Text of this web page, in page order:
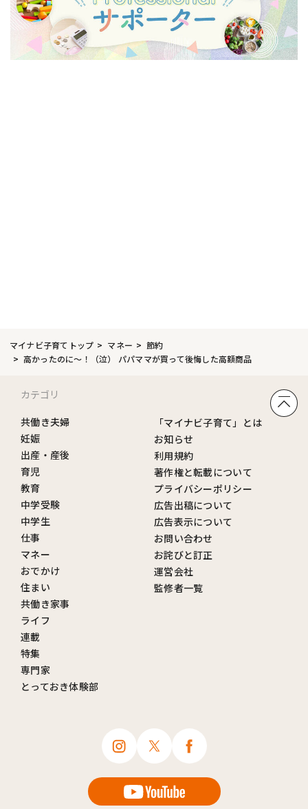
マイナビ子育てトップ マネー
節約
高かったのに～！（泣） パパママが買って後悔した高額商品
カテゴリ
共働き夫婦
妊娠
出産・産後
育児
教育
中学受験
中学生
仕事
マネー
おでかけ
住まい
共働き家事
ライフ
連載
特集
専門家
とっておき体験部
「マイナビ子育て」とは
お知らせ
利用規約
著作権と転載について
プライバシーポリシー
広告出稿について
広告表示について
お問い合わせ
お詫びと訂正
運営会社
監修者一覧